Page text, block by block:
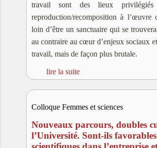
travail sont des lieux
reproduction/recomposition à l’œuvre
loin d’être un sanctuaire qui se
au contraire au cœur d’enjeux sociaux
travail, mais de façon plus brutale.
lire la suite
Colloque Femmes et sciences
Nouveaux parcours, doubles
l’Université. Sont-ils